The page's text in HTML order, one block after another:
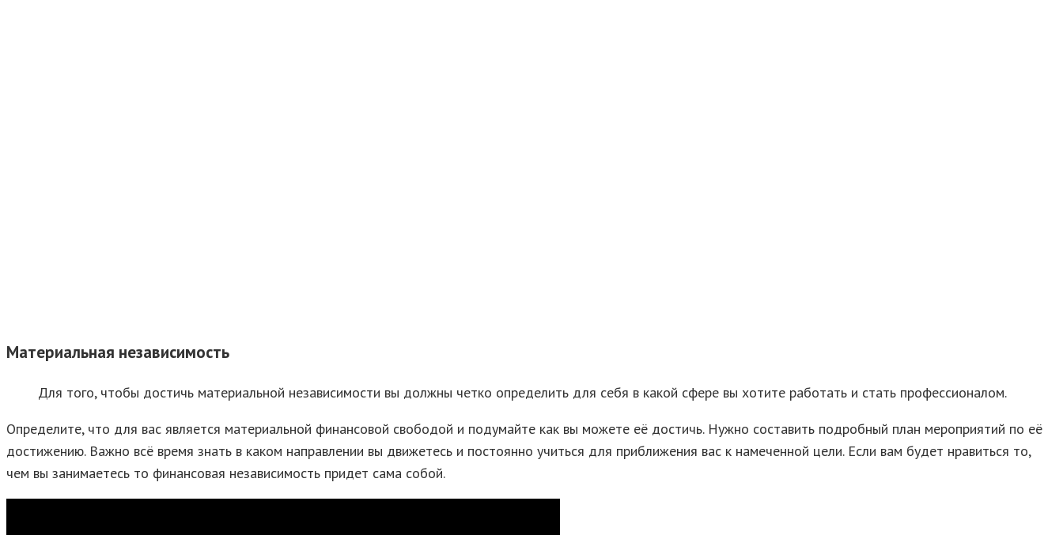
Материальная независимость
Для того, чтобы достичь материальной независимости вы должны четко определить для себя в какой сфере вы хотите работать и стать профессионалом.
Определите, что для вас является материальной финансовой свободой и подумайте как вы можете её достичь. Нужно составить подробный план мероприятий по её
достижению. Важно всё время знать в каком направлении вы движетесь и постоянно учиться для приближения вас к намеченной цели. Если вам будет нравиться то,
чем вы занимаетесь то финансовая независимость придет сама собой.